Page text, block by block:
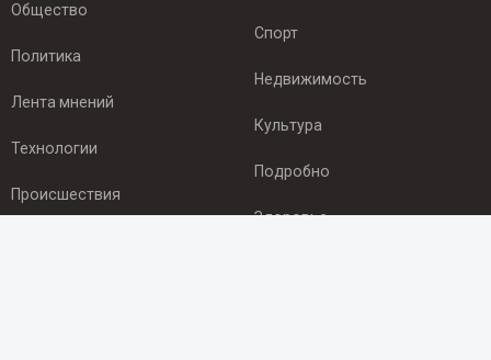
Общество
Политика
Лента мнений
Технологии
Происшествия
Спорт
Недвижимость
Культура
Подробно
Здоровье